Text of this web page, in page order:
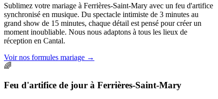
Sublimez votre mariage à Ferrières-Saint-Mary avec un feu d'artifice
synchronisé en musique. Du spectacle intimiste de 3 minutes au
grand show de 15 minutes, chaque détail est pensé pour créer un
moment inoubliable. Nous nous adaptons à tous les lieux de
réception en Cantal.
Voir nos formules mariage →
🌈
Feu d'artifice de jour à Ferrières-Saint-Mary